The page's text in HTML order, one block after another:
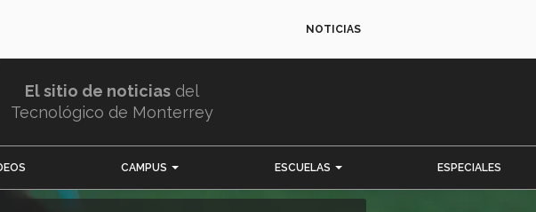
NOTICIAS
El sitio de noticias del
Tecnológico de Monterrey
CAMPUS ESCUELAS ESPECIALES